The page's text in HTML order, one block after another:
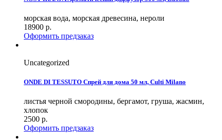
морская вода, морская древесина, нероли
18900 р.
Оформить предзаказ
Uncategorized
ONDE DI TESSUTO Спрей для дома 50 мл, Culti Milano
листья черной смородины, бергамот, груша, жасмин,
хлопок
2500 р.
Оформить предзаказ